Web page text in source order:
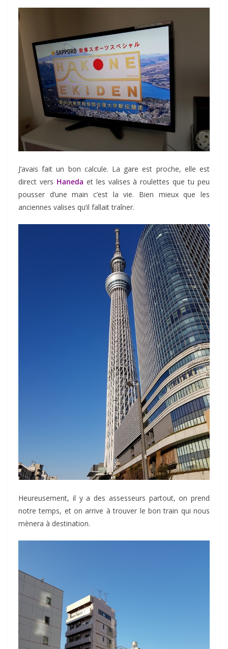
J’avais fait un bon calcule. La gare est proche, elle est
direct vers Haneda et les valises à roulettes que tu peu
pousser d’une main c’est la vie. Bien mieux que les
anciennes valises qu’il fallait traîner.
Heureusement, il y a des assesseurs partout, on prend
notre temps, et on arrive à trouver le bon train qui nous
mènera à destination.